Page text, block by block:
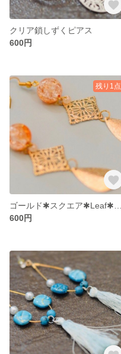
クリア鎖しずくピアス
600円
残り1点
600円